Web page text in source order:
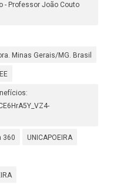
- Professor João Couto
Minas Gerais/MG. Brasil
360 UNICAPOEIRA